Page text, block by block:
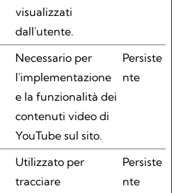
visualizzati
dall'utente.
Necessario per
l'implementazione
e la funzionalità dei
contenuti video di
YouTube sul sito.
Persiste
nte
Utilizzato per
tracciare
Persiste
nte